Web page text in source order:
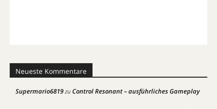
Neueste Kommentare
Supermario6819zuControl Resonant – ausführliches Gameplay